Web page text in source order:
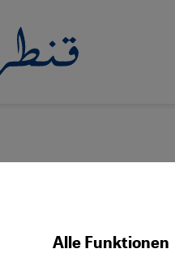
Alle Funktionen
Facebook Embed / Facebook Connect